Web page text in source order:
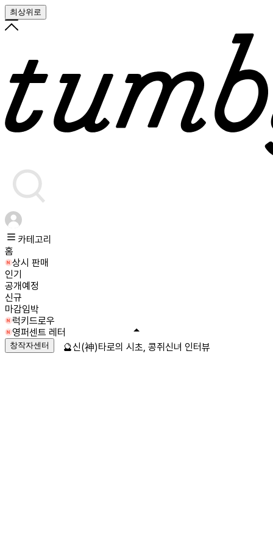
최상위로
카테고리
홈
상시 판매
인기
공개예정
신규
마감임박
럭키드로우
영퍼센트 레터
창작자센터 🔮신(神)타로의 시초, 콩쥐신녀 인터뷰